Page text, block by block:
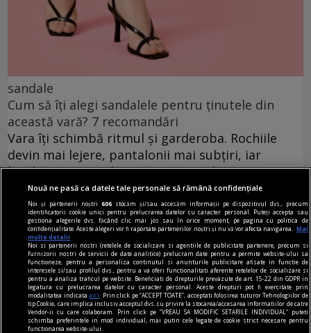
sandale
Cum să îți alegi sandalele pentru ținutele din
această vară? 7 recomandări
Vara îți schimbă ritmul și garderoba. Rochiile
devin mai lejere, pantalonii mai subțiri, iar
încălțămintea trebuie să țină pasul cu
temperaturile ridicate și cu planurile tale
spontane. O pereche bine aleasă de sandale îți
susține ținuta, dar și confortul zilnic – fie că
mergi la birou...
Nouă ne pasă ca datele tale personale să rămână confidențiale
Noi și partenerii noștri606 stocăm și/sau accesăm informații pe dispozitivul dvs., precum
identificatorii cookie unici pentru prelucrarea datelor cu caracter personal. Puteți accepta sau
gestiona alegerile dvs. făcând clic mai jos sau în orice moment, pe pagina cu politica de
confidențialitate. Aceste alegeri vor fi raportate partenerilor noștri și nu vă vor afecta navigarea.
Mai
multe detalii
Noi si partenerii nostri (retelele de socializare si agentiile de publicitate partenere, precum si
furnizorii nostri de servicii de date analitice) prelucram date pentru a permite website-ului sa
functioneze, pentru a personaliza continutul si anunturile publicitare afisate in functie de
interesele si/sau profilul dvs., pentru a va oferi functionalitati aferente retelelor de socializare si
pentru a analiza traficul pe website. Beneficiati de drepturile prevazute de art. 15-22 din GDPR in
legatura cu prelucrarea datelor cu caracter personal. Aceste drepturi pot fi exercitate prin
modalitatea indicataaici
. Prin click pe “ACCEPT TOATE”, acceptati folosirea tuturor Tehnologiilor de
tip Cookie, care implica inclusiv acceptul dvs. cu privire la stocarea/accesarea informatiilor de catre
Vendor-ii cu care colaboram. Prin click pe “VREAU SA MODIFIC SETARILE INDIVIDUAL” puteti
schimba preferintele in mod individual, mai putin cele legate de cookie strict necesare pentru
functionarea website-ului.